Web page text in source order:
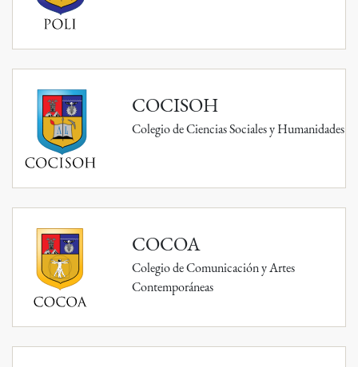
COCISOH
Colegio de Ciencias Sociales y Humanidades
COCOA
Colegio de Comunicación y Artes
Contemporáneas